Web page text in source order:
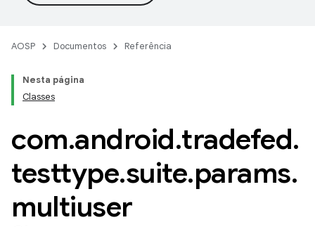
AOSP Documentos Referência
Nesta página
Classes
com.android.tradefed.
testtype.suite.params.
multiuser